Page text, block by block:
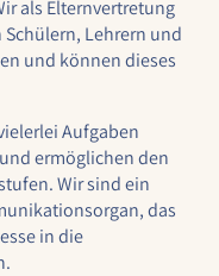
als Elternvertretung
Lehrern und
und können dieses
Aufgaben
ermöglichen den
Wir sind ein
das
in die
anonym.
zu verstehen, wie
nutzen.